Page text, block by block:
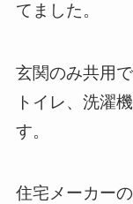
てました。
玄関のみ共用
トイレ、洗濯
す。
住宅メーカー